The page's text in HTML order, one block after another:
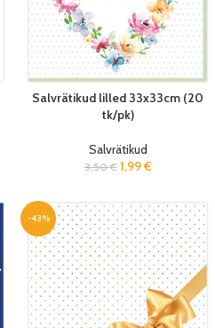
Salvrätikud lilled 33x33cm (20
tk/pk)
Salvrätikud
3,50€ 1,99€
-43%